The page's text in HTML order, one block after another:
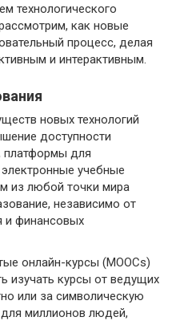
технологического
как новые
процесс, делая
и интерактивным.
новых технологий
доступности
платформы для
учебные
из любой точки мира
независимо от
и финансовых
онлайн-курсы (MOOCs)
изучать курсы от ведущих
или за символическую
миллионов людей,